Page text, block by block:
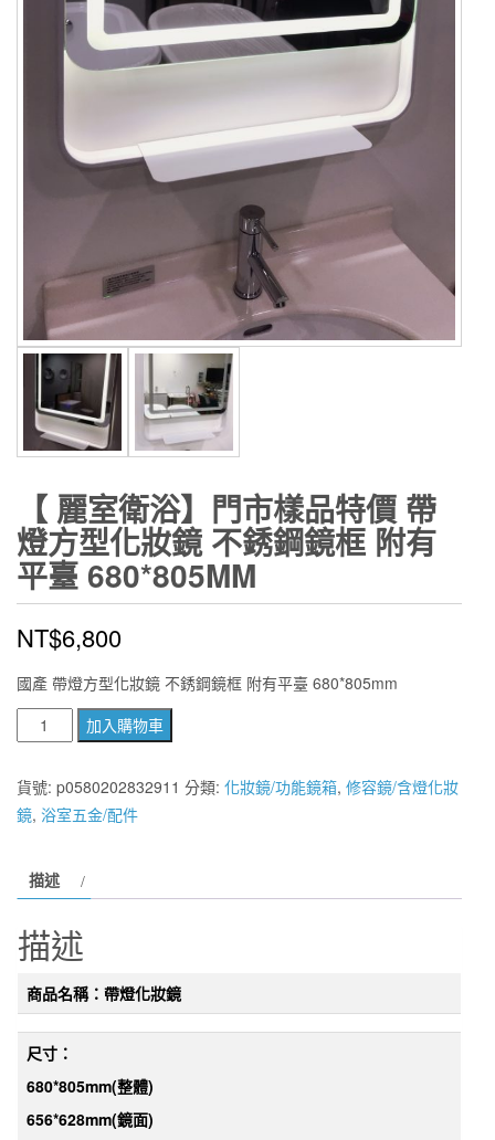
【 麗室衛浴】門市樣品特價 帶
燈方型化妝鏡 不銹鋼鏡框 附有
平臺 680*805MM
NT$6,800
國產 帶燈方型化妝鏡 不銹鋼鏡框 附有平臺 680*805mm
麗
室
衛
市
品
價
燈
方
加入購物車
貨號: p0580202832911 分類: 化妝鏡/功能鏡箱, 修容鏡/含燈化妝
鏡, 浴室五金/配件
描述
描述
商品名稱：帶燈化妝鏡
尺寸：
680*805mm(整體)
656*628mm(鏡面)